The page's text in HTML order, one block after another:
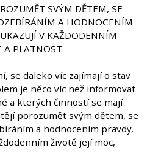
SVÝM DĚTEM, SE
A HODNOCENÍM
V KAŽDODENNÍM
A PLATNOST.
se daleko víc zajímají o stav
je něco víc než informovat
a kterých činností se mají
porozumět svým dětem, se
a hodnocením pravdy.
životě její moc,